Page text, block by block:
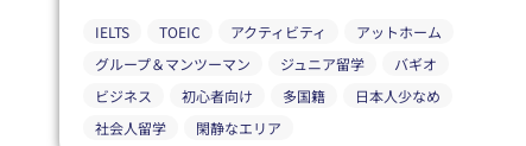
IELTS TOEIC アクティビティ
アットホーム
グループ＆マンツーマン
ジュニア留学
バギオ
ビジネス
初心者向け 多国籍
日本人少なめ
社会人留学
閑静なエリア